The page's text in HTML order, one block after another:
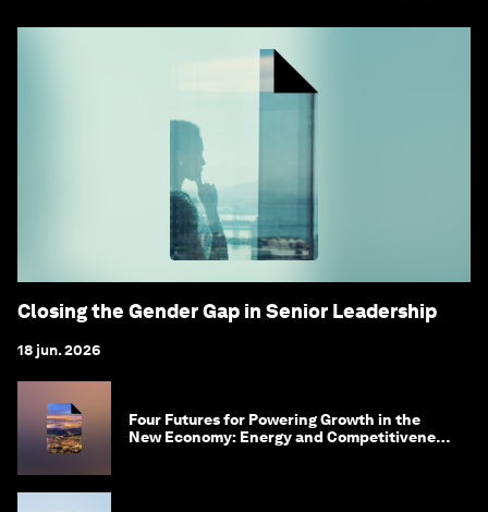
Closing the Gender Gap in Senior Leadership
18 jun. 2026
Four Futures for Powering Growth in the
New Economy: Energy and Competitiveness